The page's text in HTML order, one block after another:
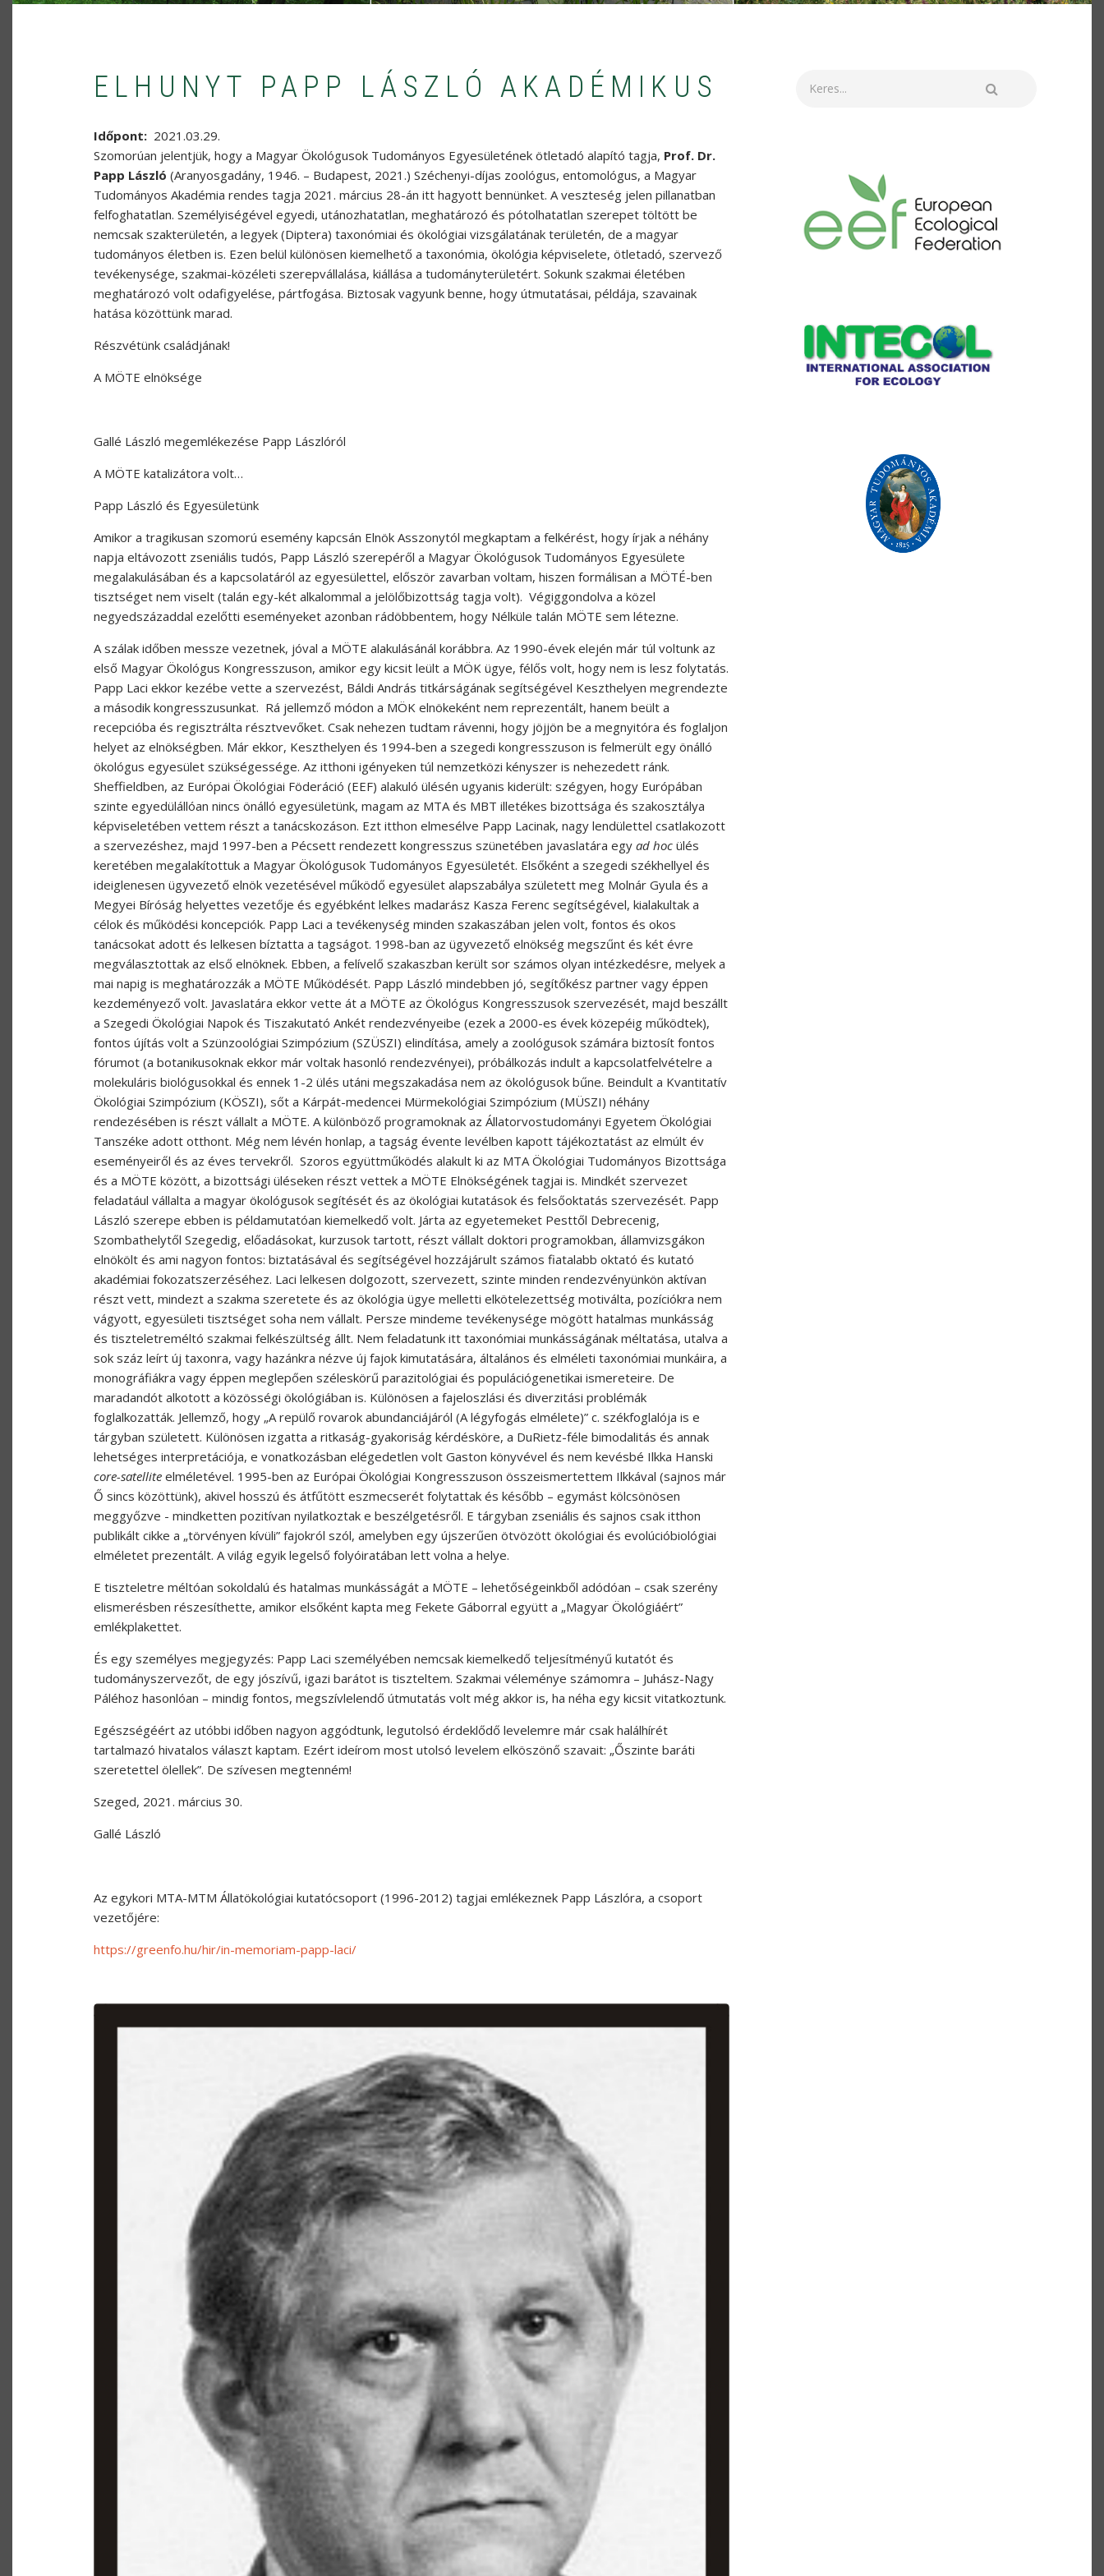
ELHUNYT PAPP LÁSZLÓ AKADÉMIKUS
Időpont
2021.03.29.
Szomorúan jelentjük, hogy a Magyar Ökológusok Tudományos Egyesületének ötletadó alapító tagja, Prof. Dr.
Papp László (Aranyosgadány, 1946. – Budapest, 2021.) Széchenyi-díjas zoológus, entomológus, a Magyar
Tudományos Akadémia rendes tagja 2021. március 28-án itt hagyott bennünket. A veszteség jelen pillanatban
felfoghatatlan. Személyiségével egyedi, utánozhatatlan, meghatározó és pótolhatatlan szerepet töltött be
nemcsak szakterületén, a legyek (Diptera) taxonómiai és ökológiai vizsgálatának területén, de a magyar
tudományos életben is. Ezen belül különösen kiemelhető a taxonómia, ökológia képviselete, ötletadó, szervező
tevékenysége, szakmai-közéleti szerepvállalása, kiállása a tudományterületért. Sokunk szakmai életében
meghatározó volt odafigyelése, pártfogása. Biztosak vagyunk benne, hogy útmutatásai, példája, szavainak
hatása közöttünk marad.
Részvétünk családjának!
A MÖTE elnöksége
Gallé László megemlékezése Papp Lászlóról
A MÖTE katalizátora volt…
Papp László és Egyesületünk
Amikor a tragikusan szomorú esemény kapcsán Elnök Asszonytól megkaptam a felkérést, hogy írjak a néhány
napja eltávozott zseniális tudós, Papp László szerepéről a Magyar Ökológusok Tudományos Egyesülete
megalakulásában és a kapcsolatáról az egyesülettel, először zavarban voltam, hiszen formálisan a MÖTÉ-ben
tisztséget nem viselt (talán egy-két alkalommal a jelölőbizottság tagja volt). Végiggondolva a közel
negyedszázaddal ezelőtti eseményeket azonban rádöbbentem, hogy Nélküle talán MÖTE sem létezne.
A szálak időben messze vezetnek, jóval a MÖTE alakulásánál korábbra. Az 1990-évek elején már túl voltunk az
első Magyar Ökológus Kongresszuson, amikor egy kicsit leült a MÖK ügye, félős volt, hogy nem is lesz folytatás.
Papp Laci ekkor kezébe vette a szervezést, Báldi András titkárságának segítségével Keszthelyen megrendezte
a második kongresszusunkat. Rá jellemző módon a MÖK elnökeként nem reprezentált, hanem beült a
recepcióba és regisztrálta résztvevőket. Csak nehezen tudtam rávenni, hogy jöjjön be a megnyitóra és foglaljon
helyet az elnökségben. Már ekkor, Keszthelyen és 1994-ben a szegedi kongresszuson is felmerült egy önálló
ökológus egyesület szükségessége. Az itthoni igényeken túl nemzetközi kényszer is nehezedett ránk.
Sheffieldben, az Európai Ökológiai Föderáció (EEF) alakuló ülésén ugyanis kiderült: szégyen, hogy Európában
szinte egyedülállóan nincs önálló egyesületünk, magam az MTA és MBT illetékes bizottsága és szakosztálya
képviseletében vettem részt a tanácskozáson. Ezt itthon elmesélve Papp Lacinak, nagy lendülettel csatlakozott
a szervezéshez, majd 1997-ben a Pécsett rendezett kongresszus szünetében javaslatára egy ad hoc ülés
keretében megalakítottuk a Magyar Ökológusok Tudományos Egyesületét. Elsőként a szegedi székhellyel és
ideiglenesen ügyvezető elnök vezetésével működő egyesület alapszabálya született meg Molnár Gyula és a
Megyei Bíróság helyettes vezetője és egyébként lelkes madarász Kasza Ferenc segítségével, kialakultak a
célok és működési koncepciók. Papp Laci a tevékenység minden szakaszában jelen volt, fontos és okos
tanácsokat adott és lelkesen bíztatta a tagságot. 1998-ban az ügyvezető elnökség megszűnt és két évre
megválasztottak az első elnöknek. Ebben, a felívelő szakaszban került sor számos olyan intézkedésre, melyek a
mai napig is meghatározzák a MÖTE Működését. Papp László mindebben jó, segítőkész partner vagy éppen
kezdeményező volt. Javaslatára ekkor vette át a MÖTE az Ökológus Kongresszusok szervezését, majd beszállt
a Szegedi Ökológiai Napok és Tiszakutató Ankét rendezvényeibe (ezek a 2000-es évek közepéig működtek),
fontos újítás volt a Szünzoológiai Szimpózium (SZÜSZI) elindítása, amely a zoológusok számára biztosít fontos
fórumot (a botanikusoknak ekkor már voltak hasonló rendezvényei), próbálkozás indult a kapcsolatfelvételre a
molekuláris biológusokkal és ennek 1-2 ülés utáni megszakadása nem az ökológusok bűne. Beindult a Kvantitatív
Ökológiai Szimpózium (KÖSZI), sőt a Kárpát-medencei Mürmekológiai Szimpózium (MÜSZI) néhány
rendezésében is részt vállalt a MÖTE. A különböző programoknak az Állatorvostudományi Egyetem Ökológiai
Tanszéke adott otthont. Még nem lévén honlap, a tagság évente levélben kapott tájékoztatást az elmúlt év
eseményeiről és az éves tervekről. Szoros együttműködés alakult ki az MTA Ökológiai Tudományos Bizottsága
és a MÖTE között, a bizottsági üléseken részt vettek a MÖTE Elnökségének tagjai is. Mindkét szervezet
feladatául vállalta a magyar ökológusok segítését és az ökológiai kutatások és felsőoktatás szervezését. Papp
László szerepe ebben is példamutatóan kiemelkedő volt. Járta az egyetemeket Pesttől Debrecenig,
Szombathelytől Szegedig, előadásokat, kurzusok tartott, részt vállalt doktori programokban, államvizsgákon
elnökölt és ami nagyon fontos: biztatásával és segítségével hozzájárult számos fiatalabb oktató és kutató
akadémiai fokozatszerzéséhez. Laci lelkesen dolgozott, szervezett, szinte minden rendezvényünkön aktívan
részt vett, mindezt a szakma szeretete és az ökológia ügye melletti elkötelezettség motiválta, pozíciókra nem
vágyott, egyesületi tisztséget soha nem vállalt. Persze mindeme tevékenysége mögött hatalmas munkásság
és tiszteletreméltó szakmai felkészültség állt. Nem feladatunk itt taxonómiai munkásságának méltatása, utalva a
sok száz leírt új taxonra, vagy hazánkra nézve új fajok kimutatására, általános és elméleti taxonómiai munkáira, a
monográfiákra vagy éppen meglepően széleskörű parazitológiai és populációgenetikai ismereteire. De
maradandót alkotott a közösségi ökológiában is. Különösen a fajeloszlási és diverzitási problémák
foglalkozatták. Jellemző, hogy „A repülő rovarok abundanciájáról (A légyfogás elmélete)” c. székfoglalója is e
tárgyban született. Különösen izgatta a ritkaság-gyakoriság kérdésköre, a DuRietz-féle bimodalitás és annak
lehetséges interpretációja, e vonatkozásban elégedetlen volt Gaston könyvével és nem kevésbé Ilkka Hanski
core-satellite elméletével. 1995-ben az Európai Ökológiai Kongresszuson összeismertettem Ilkkával (sajnos már
Ő sincs közöttünk), akivel hosszú és átfűtött eszmecserét folytattak és később – egymást kölcsönösen
meggyőzve - mindketten pozitívan nyilatkoztak e beszélgetésről. E tárgyban zseniális és sajnos csak itthon
publikált cikke a „törvényen kívüli” fajokról szól, amelyben egy újszerűen ötvözött ökológiai és evolúcióbiológiai
elméletet prezentált. A világ egyik legelső folyóiratában lett volna a helye.
E tiszteletre méltóan sokoldalú és hatalmas munkásságát a MÖTE – lehetőségeinkből adódóan – csak szerény
elismerésben részesíthette, amikor elsőként kapta meg Fekete Gáborral együtt a „Magyar Ökológiáért”
emlékplakettet.
És egy személyes megjegyzés: Papp Laci személyében nemcsak kiemelkedő teljesítményű kutatót és
tudományszervezőt, de egy jószívű, igazi barátot is tiszteltem. Szakmai véleménye számomra – Juhász-Nagy
Páléhoz hasonlóan – mindig fontos, megszívlelendő útmutatás volt még akkor is, ha néha egy kicsit vitatkoztunk.
Egészségéért az utóbbi időben nagyon aggódtunk, legutolsó érdeklődő levelemre már csak halálhírét
tartalmazó hivatalos választ kaptam. Ezért ideírom most utolsó levelem elköszönő szavait: „Őszinte baráti
szeretettel ölellek”. De szívesen megtenném!
Szeged, 2021. március 30.
Gallé László
Az egykori MTA-MTM Állatökológiai kutatócsoport (1996-2012) tagjai emlékeznek Papp Lászlóra, a csoport
vezetőjére:
https://greenfo.hu/hir/in-memoriam-papp-laci/